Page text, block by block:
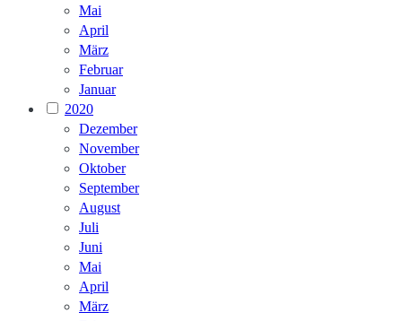
Mai
April
März
Februar
Januar
2020
Dezember
November
Oktober
September
August
Juli
Juni
Mai
April
März